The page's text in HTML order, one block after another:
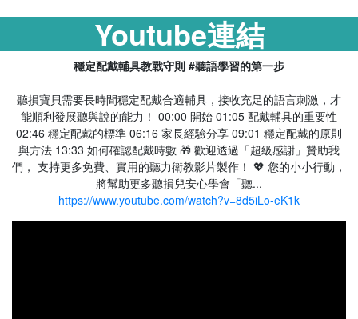
Youtube連結
穩定配戴輔具教戰守則 #聽語學習的第一步
聽損寶貝需要長時間穩定配戴合適輔具，接收充足的語言刺激，才
能順利發展聽與說的能力！ 00:00 開始 01:05 配戴輔具的重要性
02:46 穩定配戴的標準 06:16 家長經驗分享 09:01 穩定配戴的原則
與方法 13:33 如何確認配戴時數 🎁 歡迎透過「超級感謝」贊助我
們， 支持更多免費、實用的聽力衛教影片製作！ 💖 您的小小行動，
將幫助更多聽損兒安心學會「聽...
https://www.youtube.com/watch?v=8d5iLo-eK1k